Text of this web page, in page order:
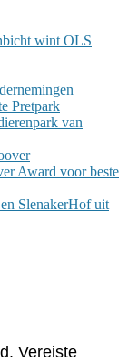
wint OLS
Pretpark
van
Award voor beste
SlenakerHof uit
Vereiste